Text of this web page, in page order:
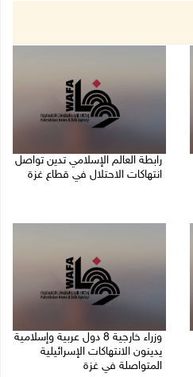
رابطة العالم الإسلامي تدين تواصل
انتهاكات الاحتلال في قطاع غزة
وزراء خارجية 8 دول عربية وإسلامية
يدينون الانتهاكات الإسرائيلية
المتواصلة في غزة